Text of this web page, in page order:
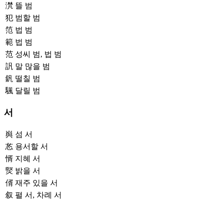
滼 뜰 범
犯 범할 범
笵 법 범
範 법 범
范 성씨 범, 법 범
訉 말 많을 범
釩 떨칠 범
颿 달릴 범
서
㠘 섬 서
㣽 용서할 서
㥠 지혜 서
㷂 밝을 서
偦 재주 있을 서
叙 펼 서, 차례 서